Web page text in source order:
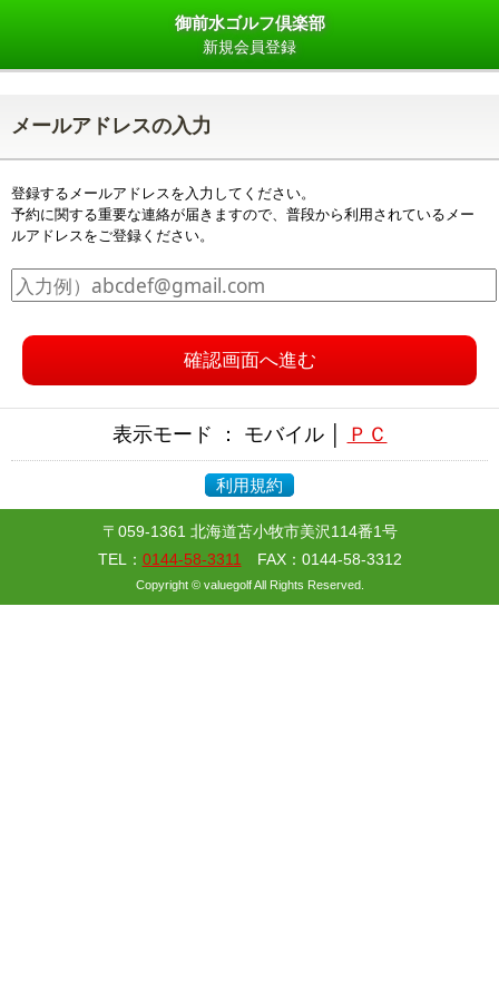
御前水ゴルフ倶楽部
新規会員登録
メールアドレスの入力
登録するメールアドレスを入力してください。
予約に関する重要な連絡が届きますので、普段から利用されているメー
ルアドレスをご登録ください。
確認画面へ進む
表示モード ： モバイル │ ＰＣ
利用規約
〒059-1361 北海道苫小牧市美沢114番1号
TEL： 0144-58-3311 FAX：0144-58-3312
Copyright © valuegolf All Rights Reserved.